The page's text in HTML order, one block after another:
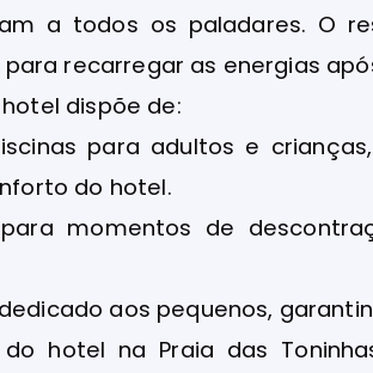
a todos os paladares. O
recarregar as energias
dispõe de:
para adultos e
do hotel.
momentos de
aos pequenos,
hotel na Praia das